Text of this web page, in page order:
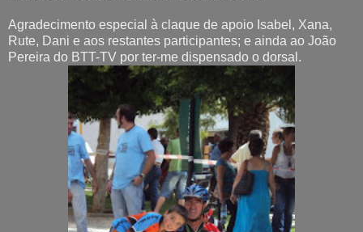
Agradecimento especial à claque de apoio Isabel, Xana,
Rute, Dani e aos restantes participantes; e ainda ao João
Pereira do BTT-TV por ter-me dispensado o dorsal.